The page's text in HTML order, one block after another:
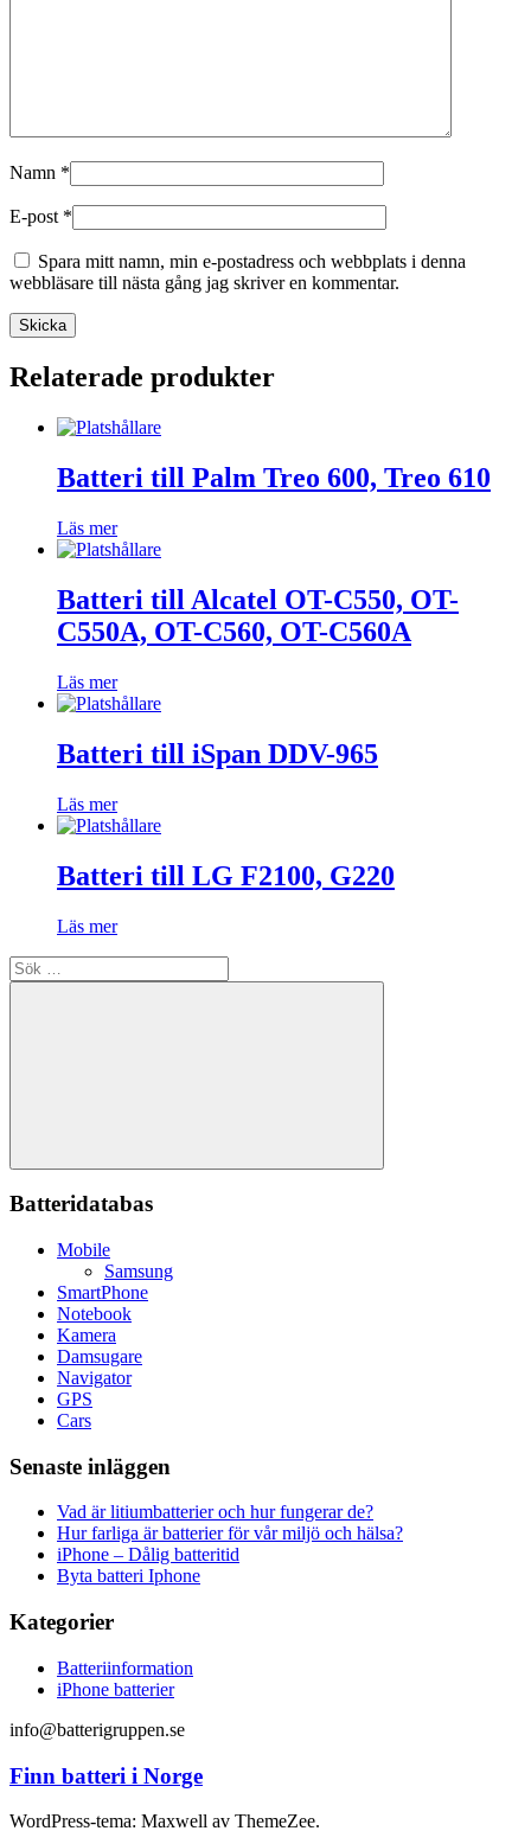
Namn *
E-post *
Spara mitt namn, min e-postadress och webbplats i denna
webbläsare till nästa gång jag skriver en kommentar.
Relaterade produkter
Batteri till Palm Treo 600, Treo 610
Läs mer
Batteri till Alcatel OT-C550, OT-
C550A, OT-C560, OT-C560A
Läs mer
Batteri till iSpan DDV-965
Läs mer
Batteri till LG F2100, G220
Läs mer
Sök
efter:
Sök
Batteridatabas
Mobile
Samsung
SmartPhone
Notebook
Kamera
Damsugare
Navigator
GPS
Cars
Senaste inläggen
Vad är litiumbatterier och hur fungerar de?
Hur farliga är batterier för vår miljö och hälsa?
iPhone – Dålig batteritid
Byta batteri Iphone
Kategorier
Batteriinformation
iPhone batterier
info@batterigruppen.se
Finn batteri i Norge
WordPress-tema: Maxwell av ThemeZee.